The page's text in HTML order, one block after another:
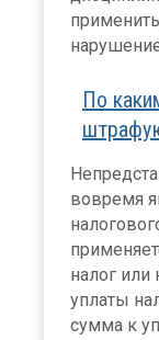
По
вовремя
налог или
уплаты
сумма к